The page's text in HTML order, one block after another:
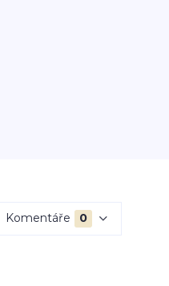
Komentáře 0